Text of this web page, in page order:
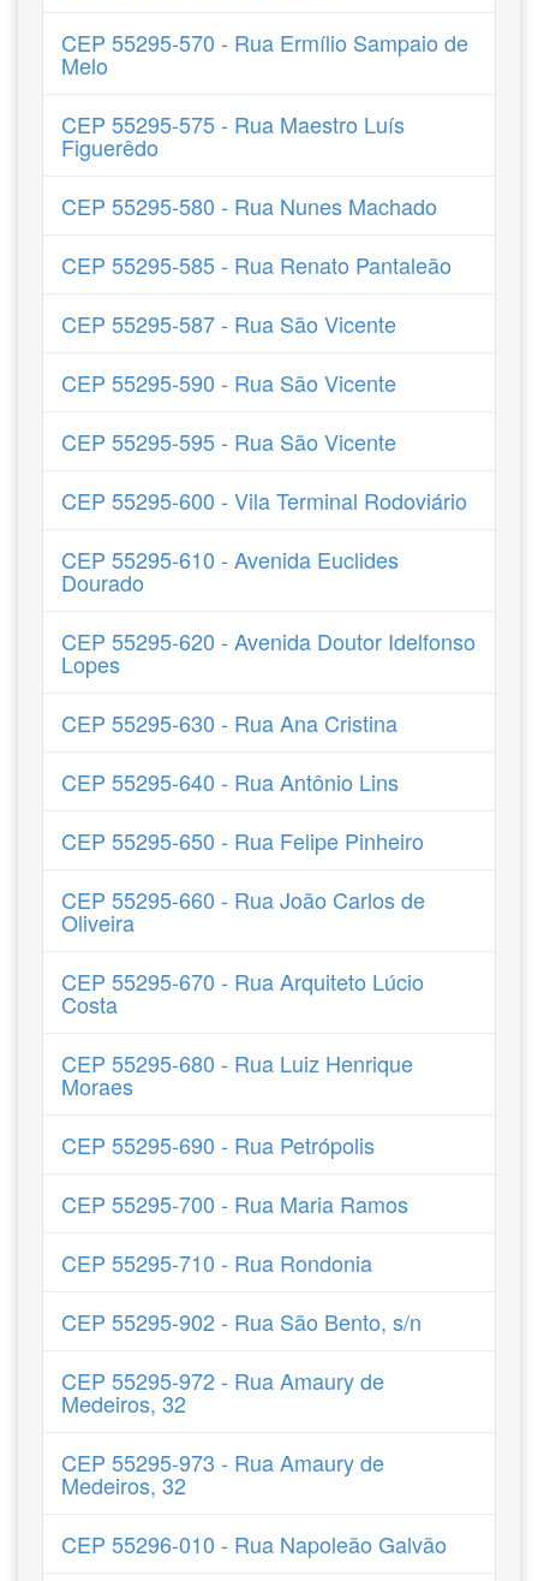
CEP 55295-570 - Rua Ermílio Sampaio de
Melo
CEP 55295-575 - Rua Maestro Luís
Figuerêdo
CEP 55295-580 - Rua Nunes Machado
CEP 55295-585 - Rua Renato Pantaleão
CEP 55295-587 - Rua São Vicente
CEP 55295-590 - Rua São Vicente
CEP 55295-595 - Rua São Vicente
CEP 55295-600 - Vila Terminal Rodoviário
CEP 55295-610 - Avenida Euclides
Dourado
CEP 55295-620 - Avenida Doutor Idelfonso
Lopes
CEP 55295-630 - Rua Ana Cristina
CEP 55295-640 - Rua Antônio Lins
CEP 55295-650 - Rua Felipe Pinheiro
CEP 55295-660 - Rua João Carlos de
Oliveira
CEP 55295-670 - Rua Arquiteto Lúcio
Costa
CEP 55295-680 - Rua Luiz Henrique
Moraes
CEP 55295-690 - Rua Petrópolis
CEP 55295-700 - Rua Maria Ramos
CEP 55295-710 - Rua Rondonia
CEP 55295-902 - Rua São Bento, s/n
CEP 55295-972 - Rua Amaury de
Medeiros, 32
CEP 55295-973 - Rua Amaury de
Medeiros, 32
CEP 55296-010 - Rua Napoleão Galvão